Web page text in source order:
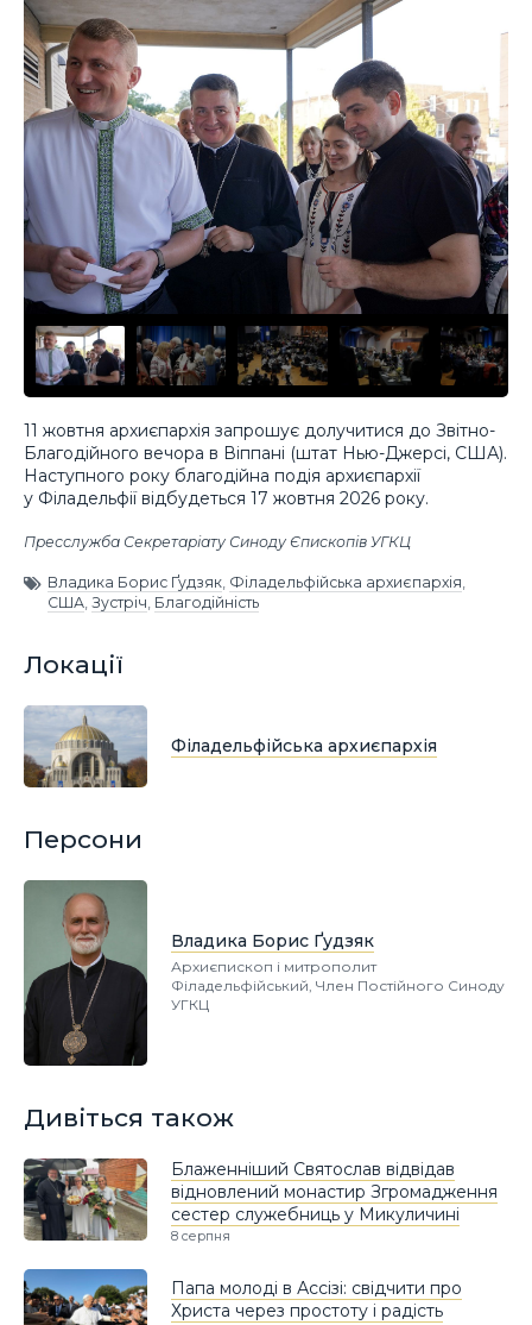
11 жовтня архиєпархія запрошує долучитися до Звітно-
Благодійного вечора в Віппані (штат Нью-Джерсі, США).
Наступного року благодійна подія архиєпархії
у Філадельфії відбудеться 17 жовтня 2026 року.
Пресслужба Секретаріату Синоду Єпископів УГКЦ
Владика Борис Ґудзяк Філадельфійська архиєпархія
США Зустріч Благодійність
Локації
Філадельфійська архиєпархія
Персони
Владика Борис Ґудзяк
Архиєпископ і митрополит
Філадельфійський, Член Постійного Синоду
УГКЦ
Дивіться також
Блаженніший Святослав відвідав
відновлений монастир Згромадження
сестер служебниць у Микуличині
8 серпня
Папа молоді в Ассізі: свідчити про
Христа через простоту і радість